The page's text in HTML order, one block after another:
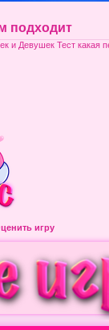
подходит
и Девушек Тест какая
игру